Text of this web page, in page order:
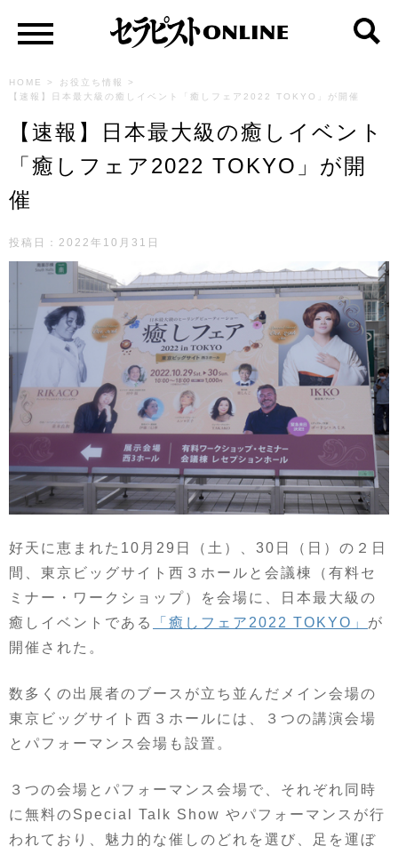
HOME > お役立ち情報
>
【速報】日本最大級の癒しイベント「癒しフェア2022 TOKYO」が開催
【速報】日本最大級の癒しイベント
「癒しフェア2022 TOKYO」が開
催
投稿日：2022年10月31日
好天に恵まれた10月29日（土）、30日（日）の２日
間、東京ビッグサイト西３ホールと会議棟（有料セ
ミナー・ワークショップ）を会場に、日本最大級の
癒しイベントである
「癒しフェア2022 TOKYO」 が
開催された。
数多くの出展者のブースが立ち並んだメイン会場の
東京ビッグサイト西３ホールには、３つの講演会場
とパフォーマンス会場も設置。
３つの会場とパフォーマンス会場で、それぞれ同時
に無料のSpecial Talk Show やパフォーマンスが行
われており、魅力的な催しのどれを選び、足を運ぼ